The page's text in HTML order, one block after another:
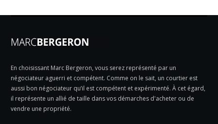
En choisissant Marc Bergeron, vous serez représenté par un
négociateur aguerri et compétent. Comme on le sait, un courtier est
aussi bon négociateur qu’il est compétent et expérimenté. À cet égard,
il représente un allié de taille dans vos démarches d'acheter ou de
vendre une propriété.